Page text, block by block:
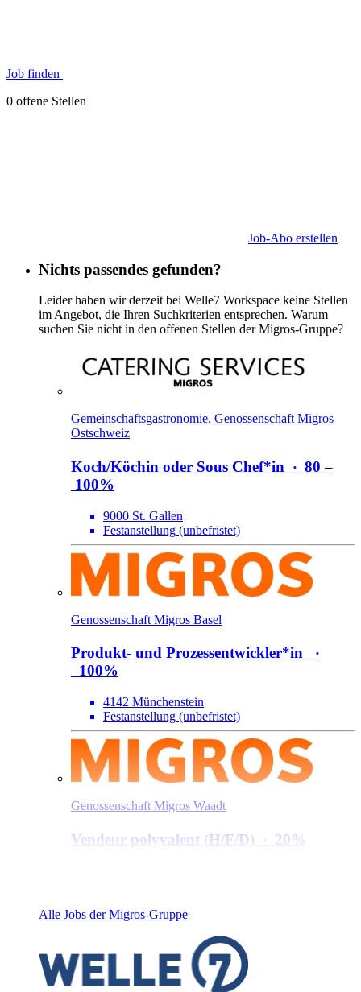
Job finden
0 offene Stellen
Job-Abo erstellen
Nichts passendes gefunden?
Leider haben wir derzeit bei Welle7 Workspace keine Stellen
im Angebot, die Ihren Suchkriterien entsprechen. Warum
suchen Sie nicht in den offenen Stellen der Migros-Gruppe?
Gemeinschaftsgastronomie, Genossenschaft Migros
Ostschweiz
Koch/​Köchin oder Sous Chef*​in ‧ 80 –
100%
9000 St. Gallen
Festanstellung (unbefristet)
Genossenschaft Migros Basel
Produkt- und Prozessentwickler*​in
‧
100%
4142 Münchenstein
Festanstellung (unbefristet)
Genossenschaft Migros Waadt
Vendeur polyvalent (H/​F/​D) ‧ 20%
Alle Jobs der Migros-Gruppe